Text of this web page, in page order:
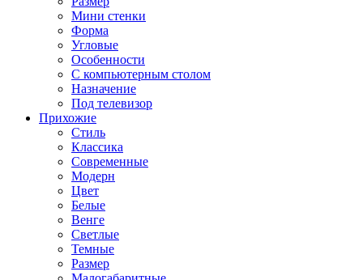
Мини стенки
Форма
Угловые
Особенности
С компьютерным столом
Назначение
Под телевизор
Прихожие
Стиль
Классика
Современные
Модерн
Цвет
Белые
Венге
Светлые
Темные
Размер